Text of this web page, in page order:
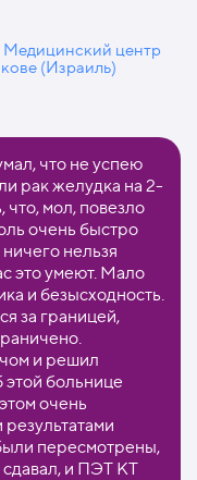
Медицинский центр
(Израиль)
что не успею
рак желудка на 2-
что, мол, повезло
очень быстро
нельзя
это умеют. Мало
и безысходность.
за границей,
и решил
больнице
очень
пересмотрены,
сдавал, и ПЭТ КТ